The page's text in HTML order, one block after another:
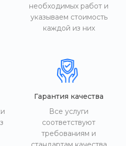
необходимых работ и
указываем стоимость
каждой из них
Гарантия качества
Все услуги
соответствуют
требованиям и